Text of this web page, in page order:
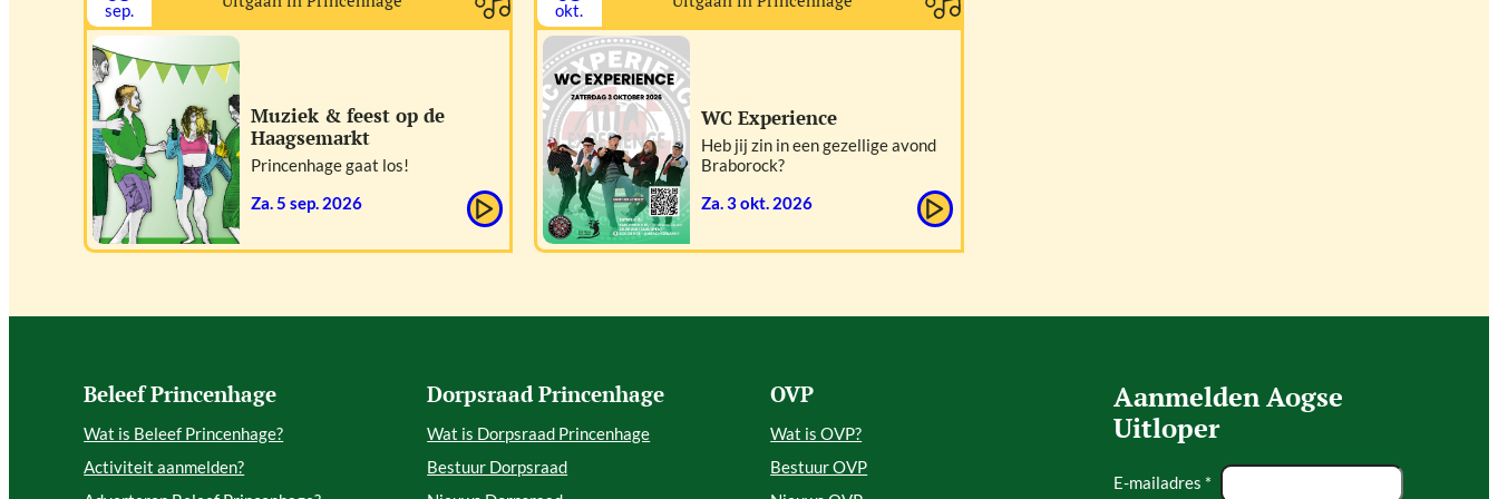
sep.
Muziek & feest op de
Haagsemarkt
Princenhage gaat los!
za. 5 sep. 2026
okt.
WC Experience
Heb jij zin in een gezellige avond
Braborock?
za. 3 okt. 2026
Beleef Princenhage
Wat is Beleef Princenhage?
Activiteit aanmelden?
Dorpsraad Princenhage
Wat is Dorpsraad Princenhage
Bestuur Dorpsraad
OVP
Wat is OVP?
Bestuur OVP
Aanmelden Aogse
Uitloper
E-mailadres *